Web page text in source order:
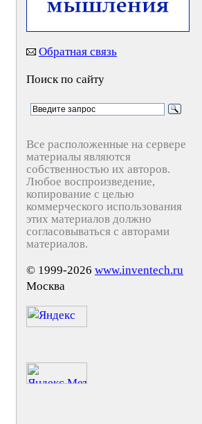
Обратная связь
Поиск по сайту
Все расположенные на сервере
материалы являются
собственностью их авторов.
Любое воспроизведение,
копирование с целью
коммерческого использования
этих материалов должно
согласовываться с авторами
материалов.
© 1999-2026 www.inventech.ru
Москва